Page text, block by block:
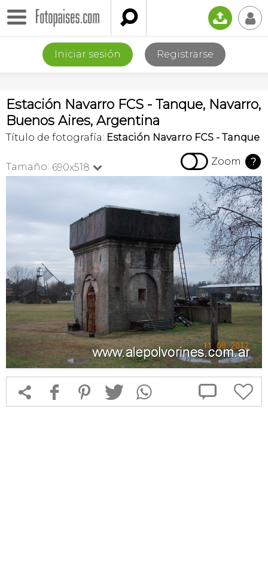
 📤 👤
Iniciar sesión Registrarse
Estación Navarro FCS - Tanque, Navarro,
Buenos Aires, Argentina
Título de fotografía: Estación Navarro FCS - Tanque
Tamaño: 690x518   Zoom ?
 f 1 T  